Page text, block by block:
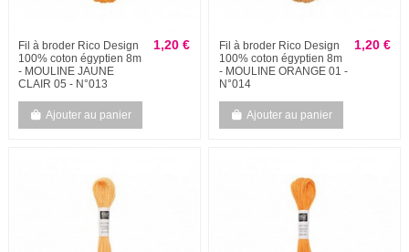
Fil à broder Rico Design
100% coton égyptien 8m
- MOULINE JAUNE
CLAIR 05 - N°013
1,20 €
Ajouter au panier
Fil à broder Rico Design
100% coton égyptien 8m
- MOULINE ORANGE 01 -
N°014
1,20 €
Ajouter au panier